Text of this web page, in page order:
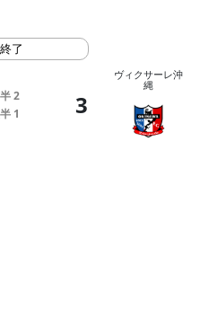
了
2
1 3
ヴィクサーレ沖
縄